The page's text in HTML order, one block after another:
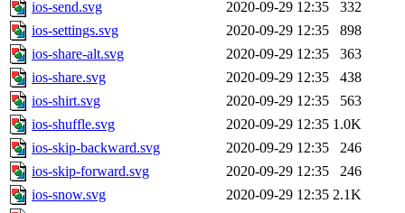
ios-send.svg
2020-09-29 12:35
332
ios-settings.svg
2020-09-29 12:35
898
ios-share-alt.svg
2020-09-29 12:35
363
ios-share.svg
2020-09-29 12:35
438
ios-shirt.svg
2020-09-29 12:35
563
ios-shuffle.svg
2020-09-29 12:35 1.0K
ios-skip-backward.svg
2020-09-29 12:35
246
ios-skip-forward.svg
2020-09-29 12:35
246
ios-snow.svg
2020-09-29 12:35 2.1K